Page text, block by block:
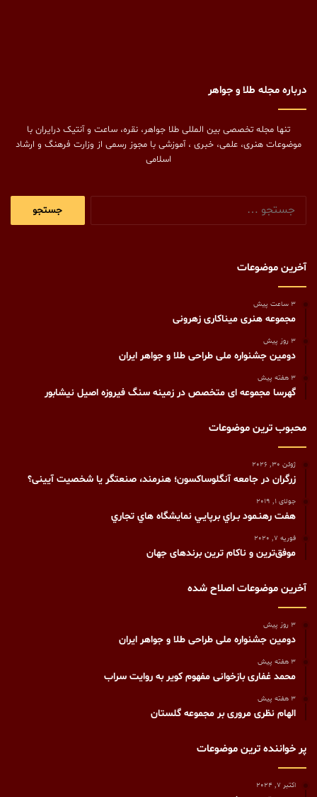
درباره مجله طلا و جواهر
تنها مجله تخصصی بین المللی طلا جواهر، نقره، ساعت و آنتیک درایران با
موضوعات هنری، علمی، خبری ، آموزشی با مجوز رسمی از وزارت فرهنگ و ارشاد
اسلامی
آخرین موضوعات
3 ساعت پیش
مجموعه هنری میناکاری زهرونی
3 روز پیش
دومین جشنواره ملی طراحی طلا و جواهر ایران
3 هفته پیش
گهرسا مجموعه ای متخصص در زمینه سنگ فیروزه اصیل نیشابور
محبوب ترین موضوعات
ژوئن 30, 2026
زرگران در جامعه آنگلوساکسون؛ هنرمند، صنعتگر یا شخصیت آیینی؟
جولای 1, 2019
هفت رهنـمود بـراي برپايـي نمايشگاه هاي تجاري
فوریه 7, 2020
موفق‌ترین و ناکام ترین برندهای جهان
آخرین موضوعات اصلاح شده
3 روز پیش
دومین جشنواره ملی طراحی طلا و جواهر ایران
3 هفته پیش
محمد غفاری بازخوانی مفهوم کویر به روایت سراب
3 هفته پیش
الهام نظری مروری بر مجموعه گلستان
پر خواننده ترین موضوعات
اکتبر 7, 2024